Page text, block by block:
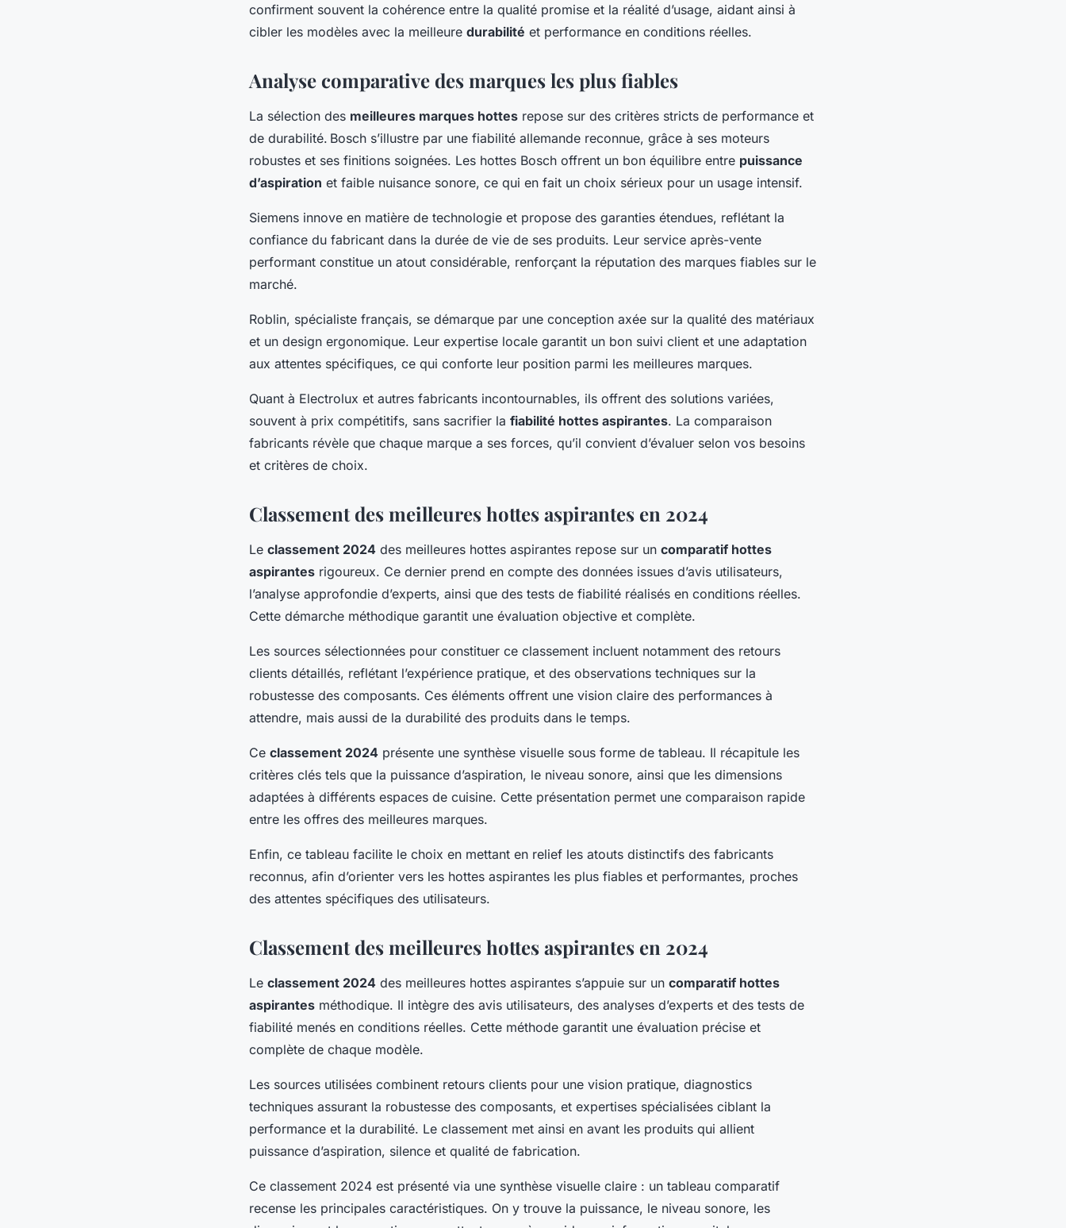
confirment souvent la cohérence entre la qualité promise et la réalité d’usage, aidant ainsi à
cibler les modèles avec la meilleure durabilité et performance en conditions réelles.
Analyse comparative des marques les plus fiables
La sélection des meilleures marques hottes repose sur des critères stricts de performance et
de durabilité. Bosch s’illustre par une fiabilité allemande reconnue, grâce à ses moteurs
robustes et ses finitions soignées. Les hottes Bosch offrent un bon équilibre entre puissance
d’aspiration et faible nuisance sonore, ce qui en fait un choix sérieux pour un usage intensif.
Siemens innove en matière de technologie et propose des garanties étendues, reflétant la
confiance du fabricant dans la durée de vie de ses produits. Leur service après-vente
performant constitue un atout considérable, renforçant la réputation des marques fiables sur le
marché.
Roblin, spécialiste français, se démarque par une conception axée sur la qualité des matériaux
et un design ergonomique. Leur expertise locale garantit un bon suivi client et une adaptation
aux attentes spécifiques, ce qui conforte leur position parmi les meilleures marques.
Quant à Electrolux et autres fabricants incontournables, ils offrent des solutions variées,
souvent à prix compétitifs, sans sacrifier la fiabilité hottes aspirantes. La comparaison
fabricants révèle que chaque marque a ses forces, qu’il convient d’évaluer selon vos besoins
et critères de choix.
Classement des meilleures hottes aspirantes en 2024
Le classement 2024 des meilleures hottes aspirantes repose sur un comparatif hottes
aspirantes rigoureux. Ce dernier prend en compte des données issues d’avis utilisateurs,
l’analyse approfondie d’experts, ainsi que des tests de fiabilité réalisés en conditions réelles.
Cette démarche méthodique garantit une évaluation objective et complète.
Les sources sélectionnées pour constituer ce classement incluent notamment des retours
clients détaillés, reflétant l’expérience pratique, et des observations techniques sur la
robustesse des composants. Ces éléments offrent une vision claire des performances à
attendre, mais aussi de la durabilité des produits dans le temps.
Ce classement 2024 présente une synthèse visuelle sous forme de tableau. Il récapitule les
critères clés tels que la puissance d’aspiration, le niveau sonore, ainsi que les dimensions
adaptées à différents espaces de cuisine. Cette présentation permet une comparaison rapide
entre les offres des meilleures marques.
Enfin, ce tableau facilite le choix en mettant en relief les atouts distinctifs des fabricants
reconnus, afin d’orienter vers les hottes aspirantes les plus fiables et performantes, proches
des attentes spécifiques des utilisateurs.
Classement des meilleures hottes aspirantes en 2024
Le classement 2024 des meilleures hottes aspirantes s’appuie sur un comparatif hottes
aspirantes méthodique. Il intègre des avis utilisateurs, des analyses d’experts et des tests de
fiabilité menés en conditions réelles. Cette méthode garantit une évaluation précise et
complète de chaque modèle.
Les sources utilisées combinent retours clients pour une vision pratique, diagnostics
techniques assurant la robustesse des composants, et expertises spécialisées ciblant la
performance et la durabilité. Le classement met ainsi en avant les produits qui allient
puissance d’aspiration, silence et qualité de fabrication.
Ce classement 2024 est présenté via une synthèse visuelle claire : un tableau comparatif
recense les principales caractéristiques. On y trouve la puissance, le niveau sonore, les